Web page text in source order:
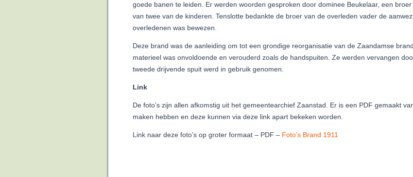
goede banen te leiden. Er werden woorden gesproken door dominee Beukelaar, een
van twee van de kinderen. Tenslotte bedankte de broer van de overleden vader de
overledenen was bewezen.
Deze brand was de aanleiding om tot een grondige reorganisatie van de Zaandamse
materieel was onvoldoende en verouderd zoals de handspuiten. Ze werden vervangen
tweede drijvende spuit werd in gebruik genomen.
Link
De foto’s zijn allen afkomstig uit het gemeentearchief Zaanstad. Er is een PDF gemaakt
maken hebben en deze kunnen via deze link apart bekeken worden.
Link naar deze foto’s op groter formaat – PDF – Foto’s Brand 1911